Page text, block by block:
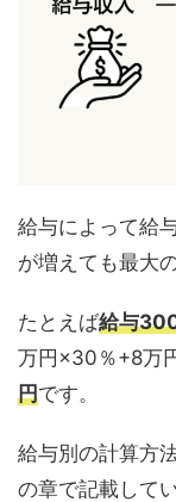
給与によって給
が増えても最大
たとえば給与
万円×30％+8万
円です。
給与別の計算方
の章で記載してい